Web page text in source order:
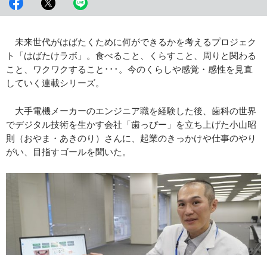
未来世代がはばたくために何ができるかを考えるプロジェク
ト「はばたけラボ」。食べること、くらすこと、周りと関わる
こと、ワクワクすること･･･。今のくらしや感覚・感性を見直
していく連載シリーズ。
大手電機メーカーのエンジニア職を経験した後、歯科の世界
でデジタル技術を生かす会社「歯っぴー」を立ち上げた小山昭
則（おやま・あきのり）さんに、起業のきっかけや仕事のやり
がい、目指すゴールを聞いた。